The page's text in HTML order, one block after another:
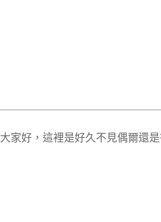
大家好，這裡是好久不見偶爾還